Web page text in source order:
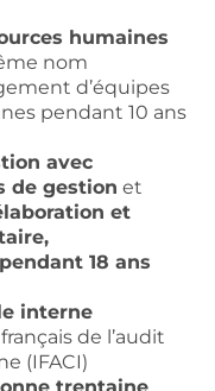
humaines
nom
d’équipes
pendant 10 ans
avec
de gestion et
et
18 ans
interne
de l’audit
(IFACI)